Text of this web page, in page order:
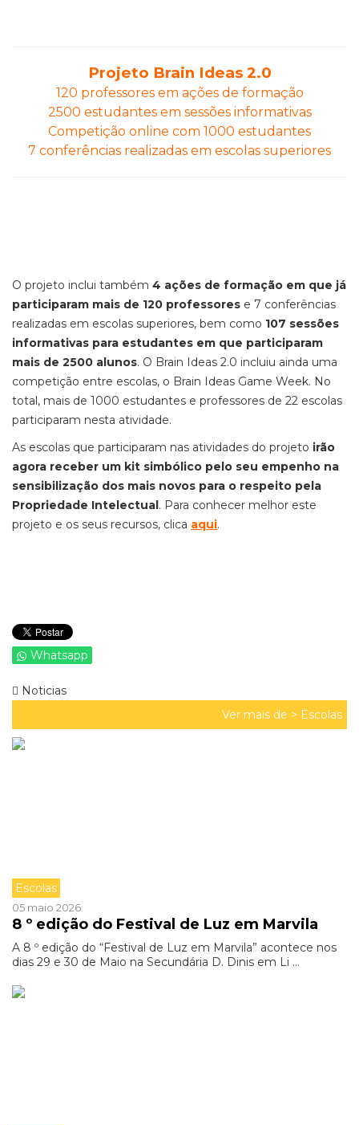
Projeto Brain Ideas 2.0
120 professores em ações de formação
2500 estudantes em sessões informativas
Competição online com 1000 estudantes
7 conferências realizadas em escolas superiores
O projeto inclui também 4 ações de formação em que já
participaram mais de 120 professores e 7 conferências
realizadas em escolas superiores, bem como 107 sessões
informativas para estudantes em que participaram
mais de 2500 alunos. O Brain Ideas 2.0 incluiu ainda uma
competição entre escolas, o Brain Ideas Game Week. No
total, mais de 1000 estudantes e professores de 22 escolas
participaram nesta atividade.
As escolas que participaram nas atividades do projeto irão
agora receber um kit simbólico pelo seu empenho na
sensibilização dos mais novos para o respeito pela
Propriedade Intelectual. Para conhecer melhor este
projeto e os seus recursos, clica aqui.
Whatsapp
Noticias
Ver mais de > Escolas
Escolas
05 maio 2026
8 º edição do Festival de Luz em Marvila
A 8 º edição do “Festival de Luz em Marvila” acontece nos
dias 29 e 30 de Maio na Secundária D. Dinis em Li ...